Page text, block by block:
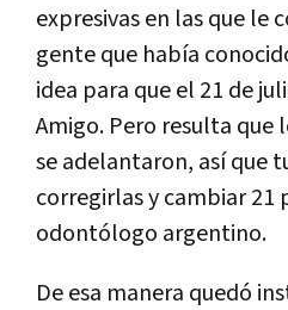
expresivas en las que le
gente que había
idea para que el 21 de
Amigo. Pero resulta que
se adelantaron, así que
corregirlas y cambiar 21
odontólogo argentino.
De esa manera quedó